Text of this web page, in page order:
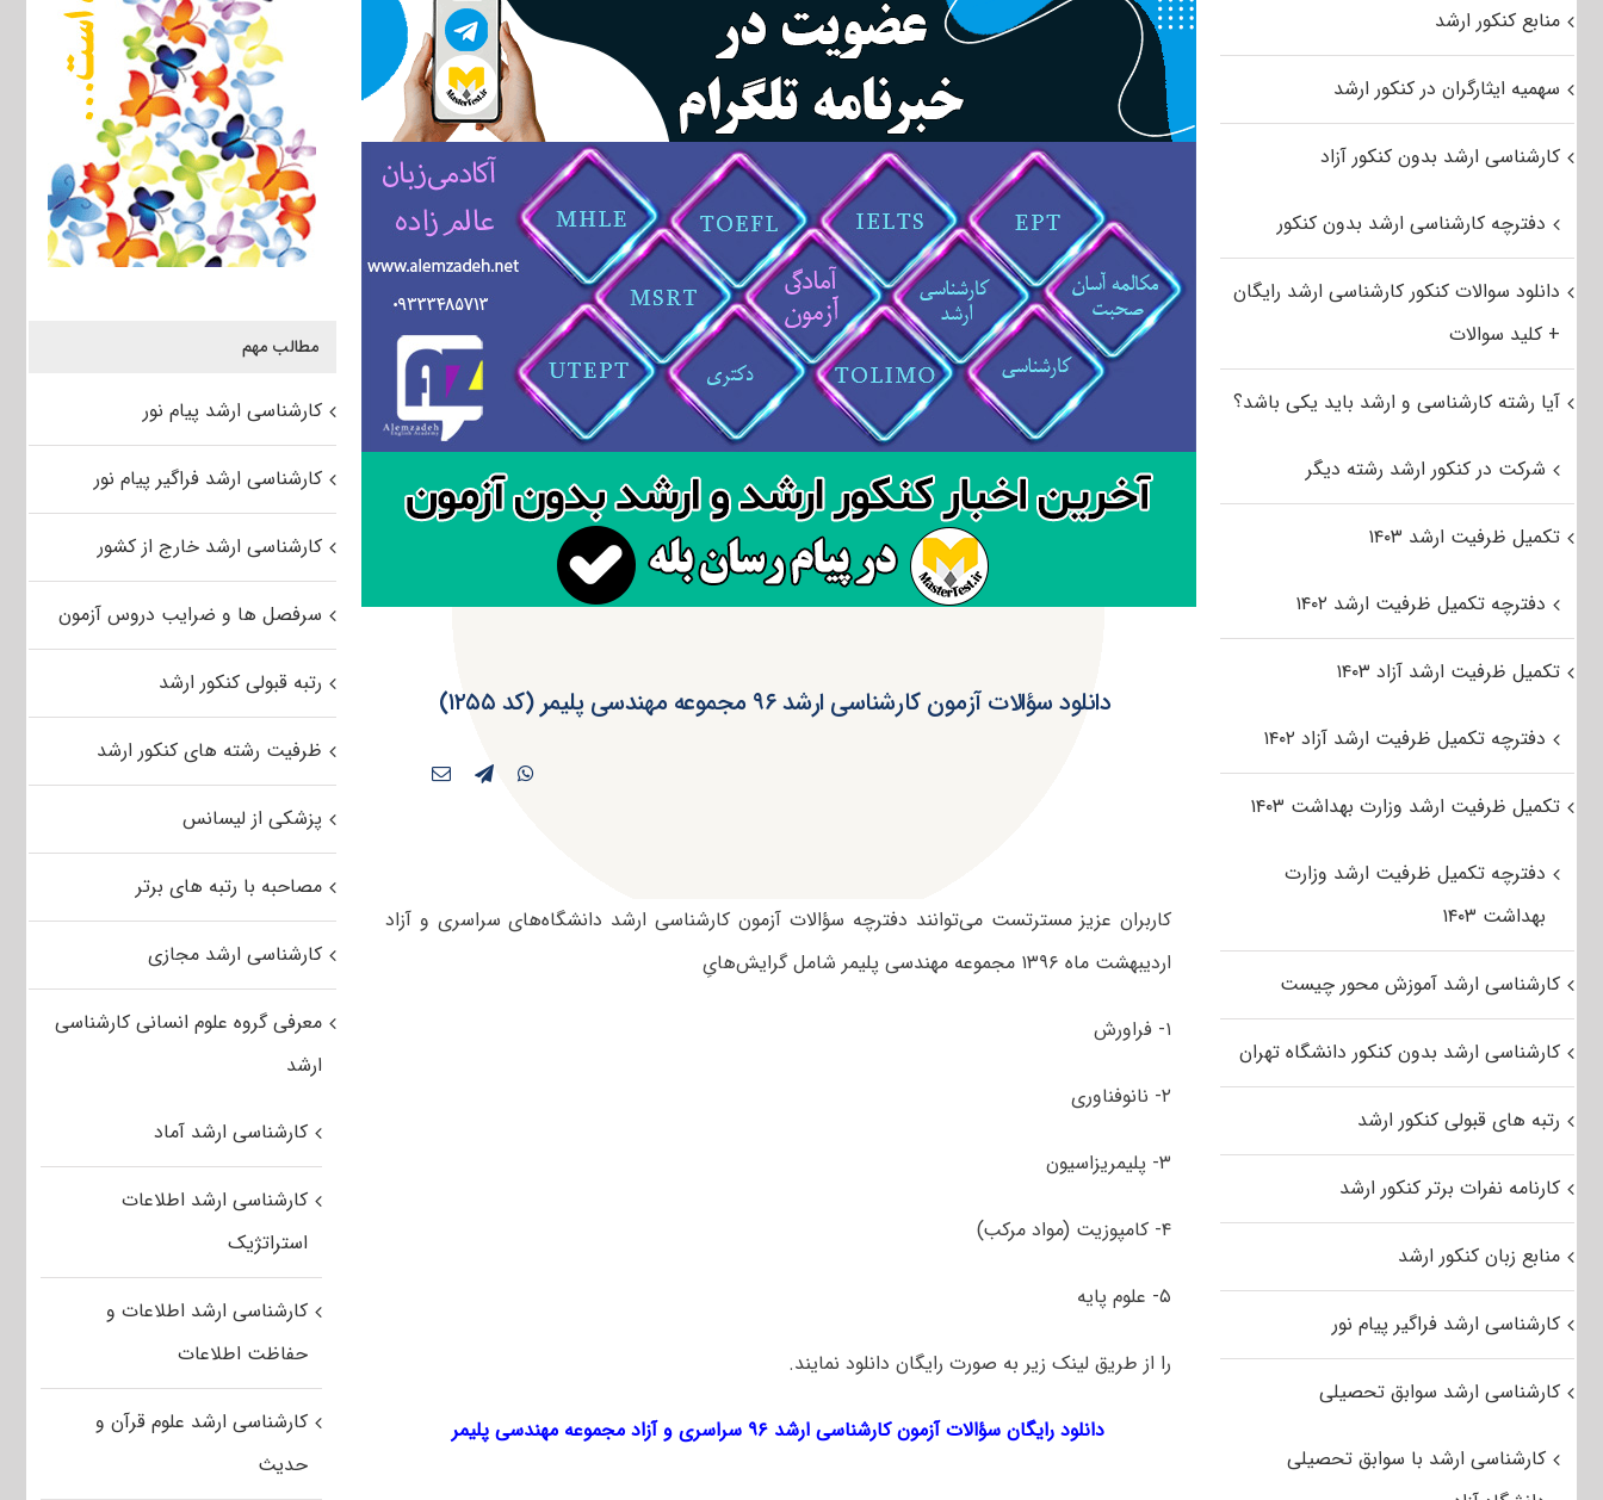
دانلود سؤالات آزمون کارشناسی ارشد ۹۶ مجموعه مهندسی پلیمر (کد ۱۲۵۵)
کاربران عزیز مسترتست می‌توانند دفترچه سؤالات آزمون کارشناسی ارشد دانشگاه‌های سراسری و آزاد
اردیبهشت ماه ۱۳۹۶ مجموعه مهندسی پلیمر شامل گرایش‌هایِ
۱- فراورش
۲- نانوفناوری
۳- پلیمریزاسیون
۴- کامپوزیت (مواد مرکب)
۵- علوم پایه
را از طریق لینک‌ زیر به صورت رایگان دانلود نمایند.
دانلود رایگان سؤالات آزمون کارشناسی ارشد ۹۶ سراسری و آزاد مجموعه مهندسی پلیمر
مطالب مهم
کارشناسی ارشد پیام نور
کارشناسی ارشد فراگیر پیام نور
کارشناسی ارشد خارج از کشور
سرفصل ها و ضرایب دروس آزمون
رتبه قبولی کنکور ارشد
ظرفیت رشته های کنکور ارشد
پزشکی از لیسانس
مصاحبه با رتبه های برتر
کارشناسی ارشد مجازی
معرفی گروه علوم انسانی کارشناسی
ارشد
کارشناسی ارشد آماد
کارشناسی ارشد اطلاعات
استراتژیک
کارشناسی ارشد اطلاعات و
حفاظت اطلاعات
کارشناسی ارشد علوم قرآن و
حدیث
منابع کنکور ارشد
سهمیه ایثارگران در کنکور ارشد
کارشناسی ارشد بدون کنکور آزاد
دفترچه کارشناسی ارشد بدون کنکور
دانلود سوالات کنکور کارشناسی ارشد رایگان
+ کلید سوالات
آیا رشته کارشناسی و ارشد باید یکی باشد؟
شرکت در کنکور ارشد رشته دیگر
تکمیل ظرفیت ارشد ۱۴۰۳
دفترچه تکمیل ظرفیت ارشد ۱۴۰۲
تکمیل ظرفیت ارشد آزاد ۱۴۰۳
دفترچه تکمیل ظرفیت ارشد آزاد ۱۴۰۲
تکمیل ظرفیت ارشد وزارت بهداشت ۱۴۰۳
دفترچه تکمیل ظرفیت ارشد وزارت
بهداشت ۱۴۰۳
کارشناسی ارشد آموزش محور چیست
کارشناسی ارشد بدون کنکور دانشگاه تهران
رتبه های قبولی کنکور ارشد
کارنامه نفرات برتر کنکور ارشد
منابع زبان کنکور ارشد
کارشناسی ارشد فراگیر پیام نور
کارشناسی ارشد سوابق تحصیلی
کارشناسی ارشد با سوابق تحصیلی